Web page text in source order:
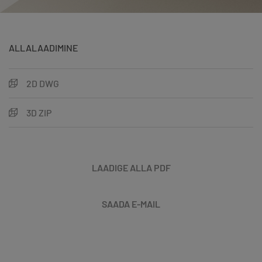
ALLALAADIMINE
2D DWG
3D ZIP
LAADIGE ALLA PDF
SAADA E-MAIL